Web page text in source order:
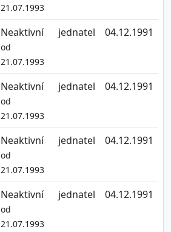
21.07.1993
Neaktivní
od
21.07.1993
jednatel 04.12.1991
Neaktivní
od
21.07.1993
jednatel 04.12.1991
Neaktivní
od
21.07.1993
jednatel 04.12.1991
Neaktivní
od
21.07.1993
jednatel 04.12.1991